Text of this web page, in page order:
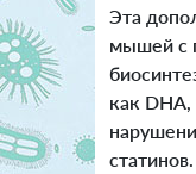
Эта
мышей с
как